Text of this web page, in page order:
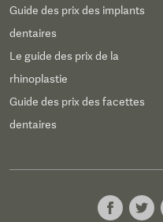
Guide des prix des implants
dentaires
Le guide des prix de la
rhinoplastie
Guide des prix des facettes
dentaires